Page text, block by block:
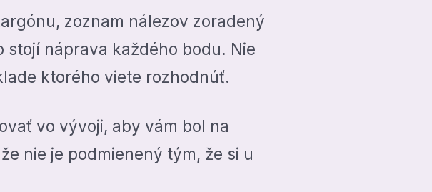
zoznam nálezov zoradený
náprava každého bodu. Nie
ktorého viete rozhodnúť.
vo vývoji, aby vám bol na
nie je podmienený tým, že si u